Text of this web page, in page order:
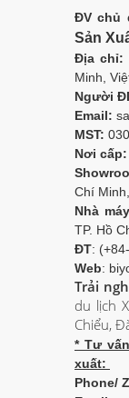
ĐV chủ
Sản
Địa chỉ:
Minh,
Người
Email:
MST:
Nơi cấp:
Chí
Nhà
TP. Hồ
ĐT:
Web:
Trải
du lịch
Chiểu,
* Tư
xuất:
Phone/